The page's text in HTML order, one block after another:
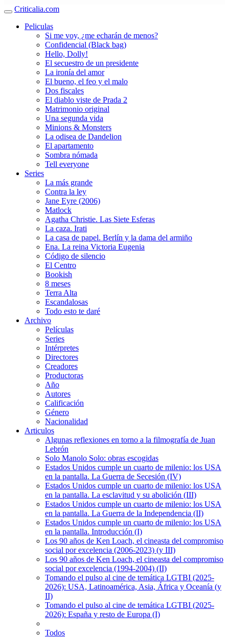
Criticalia.com
Peliculas
Si me voy, ¿me echarán de menos?
Confidencial (Black bag)
Hello, Dolly!
El secuestro de un presidente
La ironía del amor
El bueno, el feo y el malo
Dos fiscales
El diablo viste de Prada 2
Matrimonio original
Una segunda vida
Minions & Monsters
La odisea de Dandelion
El apartamento
Sombra nómada
Tell everyone
Series
La más grande
Contra la ley
Jane Eyre (2006)
Matlock
Agatha Christie. Las Siete Esferas
La caza. Irati
La casa de papel. Berlín y la dama del armiño
Ena. La reina Victoria Eugenia
Código de silencio
El Centro
Bookish
8 meses
Terra Alta
Escandalosas
Todo esto te daré
Archivo
Películas
Series
Intérpretes
Directores
Creadores
Productoras
Año
Autores
Calificación
Género
Nacionalidad
Articulos
Algunas reflexiones en torno a la filmografía de Juan
Lebrón
Solo Manolo Solo: obras escogidas
Estados Unidos cumple un cuarto de milenio: los USA
en la pantalla. La Guerra de Secesión (IV)
Estados Unidos cumple un cuarto de milenio: los USA
en la pantalla. La esclavitud y su abolición (III)
Estados Unidos cumple un cuarto de milenio: los USA
en la pantalla. La Guerra de la Independencia (II)
Estados Unidos cumple un cuarto de milenio: los USA
en la pantalla. Introducción (I)
Los 90 años de Ken Loach, el cineasta del compromiso
social por excelencia (2006-2023) (y III)
Los 90 años de Ken Loach, el cineasta del compromiso
social por excelencia (1994-2004) (II)
Tomando el pulso al cine de temática LGTBI (2025-
2026): USA, Latinoamérica, Asia, África y Oceanía (y
II)
Tomando el pulso al cine de temática LGTBI (2025-
2026): España y resto de Europa (I)
Todos